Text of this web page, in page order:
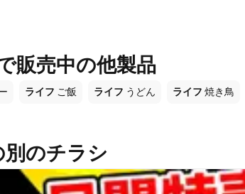
販売中の他製品
ライフ ご飯 ライフ うどん ライフ 焼き鳥
のチラシ